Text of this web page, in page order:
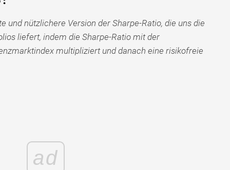
und nützlichere Version der Sharpe-Ratio, die uns die
liefert, indem die Sharpe-Ratio mit der
multipliziert und danach eine risikofreie
ad